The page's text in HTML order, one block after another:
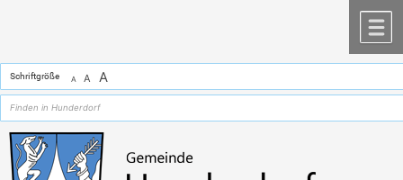
Schriftgröße A A A